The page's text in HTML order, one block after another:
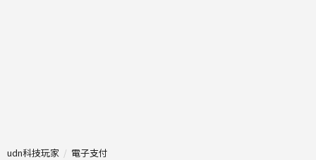
udn科技玩家 電子支付